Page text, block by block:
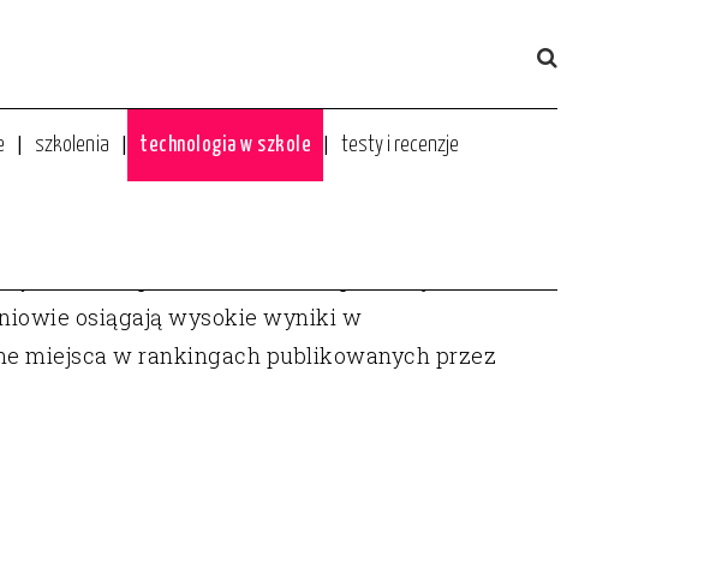
szkolenia technologia w szkole testy i recenzje
Rzecz zupełnie zrozumiała, pozostaje
osiągają wysokie wyniki w
miejsca w rankingach publikowanych przez